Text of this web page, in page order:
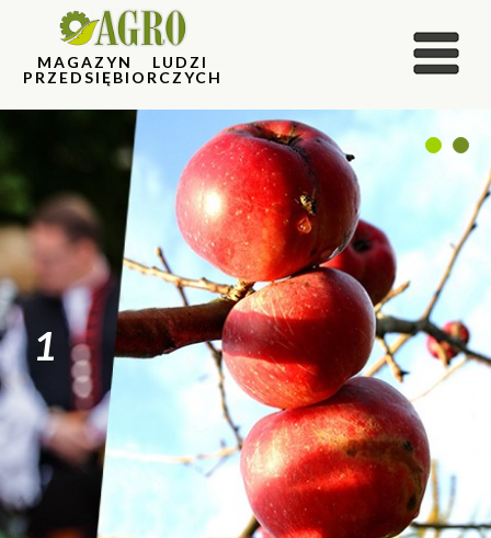
MAGAZYN LUDZI
PRZEDSIĘBIORCZYCH
1
2
1 2